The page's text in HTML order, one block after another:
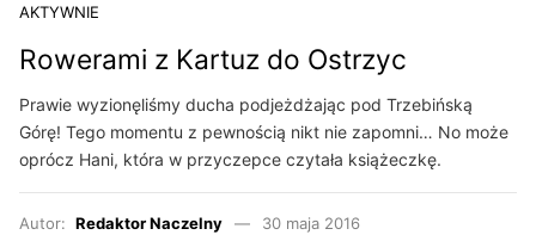
AKTYWNIE
Rowerami z Kartuz do Ostrzyc
Prawie wyzionęliśmy ducha podjeżdżając pod Trzebińską
Górę! Tego momentu z pewnością nikt nie zapomni… No może
oprócz Hani, która w przyczepce czytała książeczkę.
Autor: Redaktor Naczelny
30 maja 2016